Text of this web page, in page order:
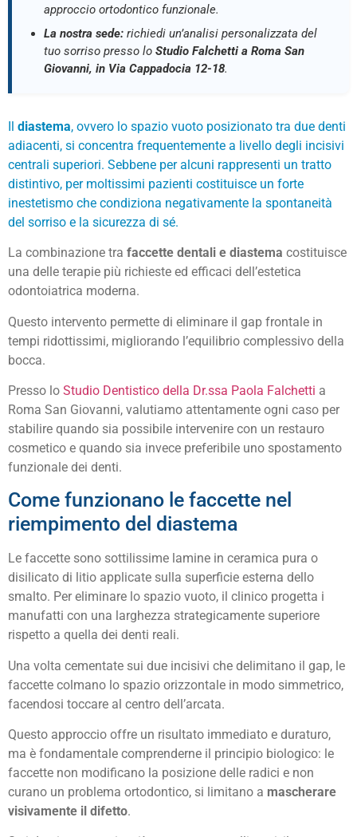
approccio ortodontico funzionale.
La nostra sede: richiedi un’analisi personalizzata del
tuo sorriso presso lo Studio Falchetti a Roma San
Giovanni, in Via Cappadocia 12-18.
Il diastema, ovvero lo spazio vuoto posizionato tra due denti
adiacenti, si concentra frequentemente a livello degli incisivi
centrali superiori. Sebbene per alcuni rappresenti un tratto
distintivo, per moltissimi pazienti costituisce un forte
inestetismo che condiziona negativamente la spontaneità
del sorriso e la sicurezza di sé.
La combinazione tra faccette dentali e diastema costituisce
una delle terapie più richieste ed efficaci dell’estetica
odontoiatrica moderna.
Questo intervento permette di eliminare il gap frontale in
tempi ridottissimi, migliorando l’equilibrio complessivo della
bocca.
Presso lo Studio Dentistico della Dr.ssa Paola Falchetti a
Roma San Giovanni, valutiamo attentamente ogni caso per
stabilire quando sia possibile intervenire con un restauro
cosmetico e quando sia invece preferibile uno spostamento
funzionale dei denti.
Come funzionano le faccette nel
riempimento del diastema
Le faccette sono sottilissime lamine in ceramica pura o
disilicato di litio applicate sulla superficie esterna dello
smalto. Per eliminare lo spazio vuoto, il clinico progetta i
manufatti con una larghezza strategicamente superiore
rispetto a quella dei denti reali.
Una volta cementate sui due incisivi che delimitano il gap, le
faccette colmano lo spazio orizzontale in modo simmetrico,
facendosi toccare al centro dell’arcata.
Questo approccio offre un risultato immediato e duraturo,
ma è fondamentale comprenderne il principio biologico: le
faccette non modificano la posizione delle radici e non
curano un problema ortodontico, si limitano a mascherare
visivamente il difetto.